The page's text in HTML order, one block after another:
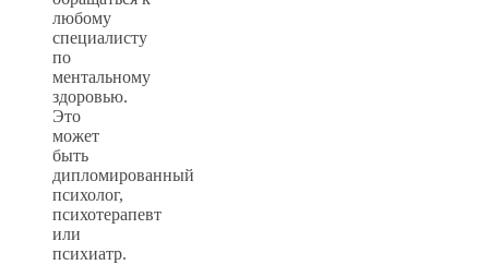
любому
специалисту
по
ментальному
здоровью.
Это
может
быть
дипломированный
психолог,
психотерапевт
или
психиатр.